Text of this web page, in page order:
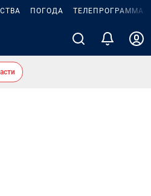
ПОГОДА ТЕЛЕПРОГРАММА